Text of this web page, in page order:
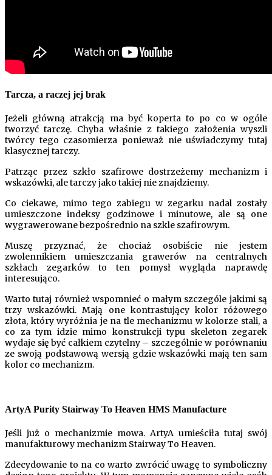
Tarcza, a raczej jej brak
Jeżeli główną atrakcją ma być koperta to po co w ogóle
tworzyć tarczę. Chyba właśnie z takiego założenia wyszli
twórcy tego czasomierza ponieważ nie uświadczymy tutaj
klasycznej tarczy.
Patrząc przez szkło szafirowe dostrzeżemy mechanizm i
wskazówki, ale tarczy jako takiej nie znajdziemy.
Co ciekawe, mimo tego zabiegu w zegarku nadal zostały
umieszczone indeksy godzinowe i minutowe, ale są one
wygrawerowane bezpośrednio na szkle szafirowym.
Muszę przyznać, że chociaż osobiście nie jestem
zwolennikiem umieszczania grawerów na centralnych
szkłach zegarków to ten pomysł wygląda naprawdę
interesująco.
Warto tutaj również wspomnieć o małym szczególe jakimi są
trzy wskazówki. Mają one kontrastujący kolor różowego
złota, który wyróżnia je na tle mechanizmu w kolorze stali, a
co za tym idzie mimo konstrukcji typu skeleton zegarek
wydaje się być całkiem czytelny – szczególnie w porównaniu
ze swoją podstawową wersją gdzie wskazówki mają ten sam
kolor co mechanizm.
ArtyA Purity Stairway To Heaven HMS Manufacture
Jeśli już o mechanizmie mowa. ArtyA umieściła tutaj swój
manufakturowy mechanizm Stairway To Heaven.
Zdecydowanie to na co warto zwrócić uwagę to symboliczny